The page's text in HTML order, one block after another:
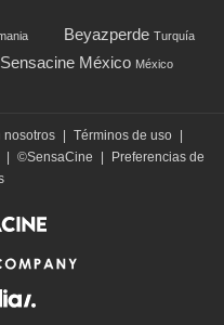
Beyazperde Turquía
Sensacine México México
nosotros | Términos de uso |
| ©SensaCine |
Preferencias de